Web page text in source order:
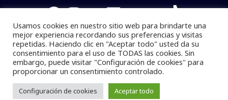
Facebook
Instagram
Twitter
LinkedIn
Telegram
YouTube
TikTok
Pymempresario © 2025 Todos los derechos reservados.
Se prohibe el uso de la información total o parcial sin
dar referencia a la fuente.
Usamos cookies en nuestro sitio web para brindarte una
mejor experiencia recordando sus preferencias y visitas
repetidas. Haciendo clic en "Aceptar todo" usted da su
consentimiento para el uso de TODAS las cookies. Sin
embargo, puede visitar "Configuración de cookies" para
proporcionar un consentimiento controlado.
Configuración de cookies Aceptar todo